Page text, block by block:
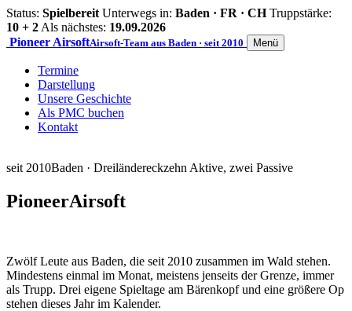
Status: Spielbereit Unterwegs in: Baden · FR · CH Truppstärke:
10 + 2 Als nächstes: 19.09.2026
Pioneer AirsoftAirsoft-Team aus Baden · seit 2010 Menü
Termine
Darstellung
Unsere Geschichte
Als PMC buchen
Kontakt
seit 2010Baden · Dreiländereckzehn Aktive, zwei Passive
PioneerAirsoft
Zwölf Leute aus Baden, die seit 2010 zusammen im Wald stehen.
Mindestens einmal im Monat, meistens jenseits der Grenze, immer
als Trupp. Drei eigene Spieltage am Bärenkopf und eine größere Op
stehen dieses Jahr im Kalender.